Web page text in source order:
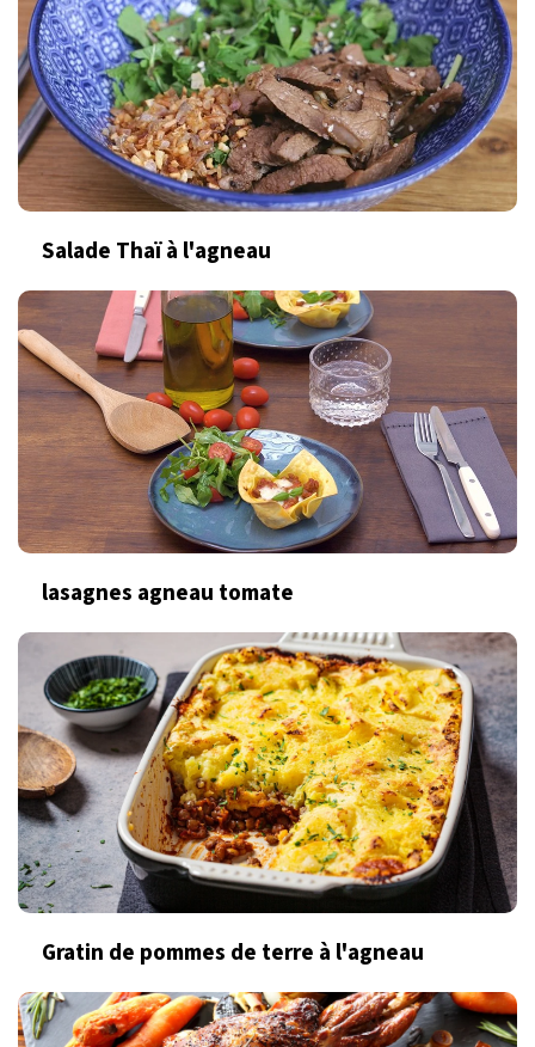
Salade Thaï à l'agneau
lasagnes agneau tomate
Gratin de pommes de terre à l'agneau